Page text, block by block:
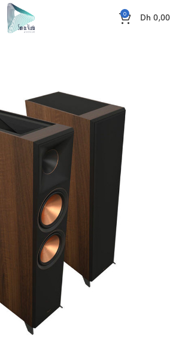
0 Dh 0,00
RP-8060FA II DOLBY ATMOS (PAIRE)